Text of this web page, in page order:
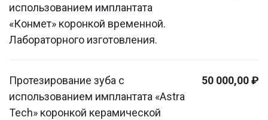
использованием имплантата
«Конмет» коронкой временной.
Лабораторного изготовления.
Протезирование зуба с
использованием имплантата «Astra
Tech» коронкой керамической
50 000,00 ₽